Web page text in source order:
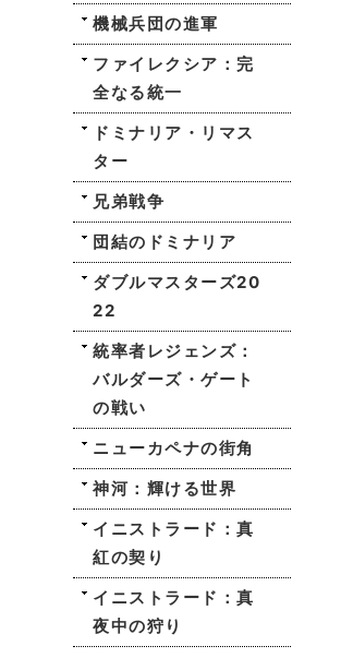
機械兵団の進軍
ファイレクシア：完
全なる統一
ドミナリア・リマス
ター
兄弟戦争
団結のドミナリア
ダブルマスターズ20
22
統率者レジェンズ：
バルダーズ・ゲート
の戦い
ニューカペナの街角
神河：輝ける世界
イニストラード：真
紅の契り
イニストラード：真
夜中の狩り